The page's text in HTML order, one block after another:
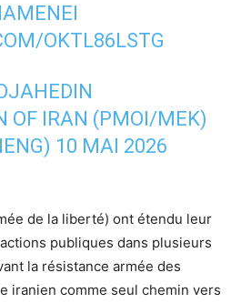
OKTL86LSTG
OF IRAN (PMOI/MEK)
10 MAI 2026
de la liberté) ont étendu leur
publiques dans plusieurs
la résistance armée des
iranien comme seul chemin vers